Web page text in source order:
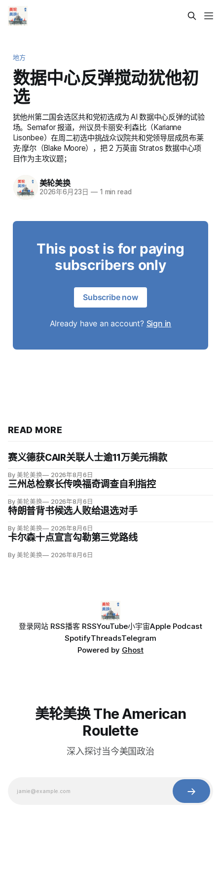
地方
数据中心反弹搅动犹他初
选
犹他州第二国会选区共和党初选成为 AI 数据中心反弹的试验
场。Semafor 报道，州议员卡丽安·利森比（Karianne
Lisonbee）在周二初选中挑战众议院共和党领导层成员布莱
克·摩尔（Blake Moore），把 2 万英亩 Stratos 数据中心项
目作为主攻议题；
美轮美换
2026年6月23日 —1 min read
This post is for paying
subscribers only
Subscribe now
Already have an account? Sign in
READ MORE
赛义德获CAIR关联人士逾11万美元捐款
By 美轮美换 2026年8月6日
三州总检察长传唤福奇调查自利指控
By 美轮美换 2026年8月6日
特朗普背书候选人败给退选对手
By 美轮美换 2026年8月6日
卡尔森十点宣言勾勒第三党路线
By 美轮美换 2026年8月6日
登录网站 RSS播客 RSSYouTube小宇宙Apple Podcast
SpotifyThreadsTelegram
Powered by Ghost
美轮美换 The American
Roulette
深入探讨当今美国政治